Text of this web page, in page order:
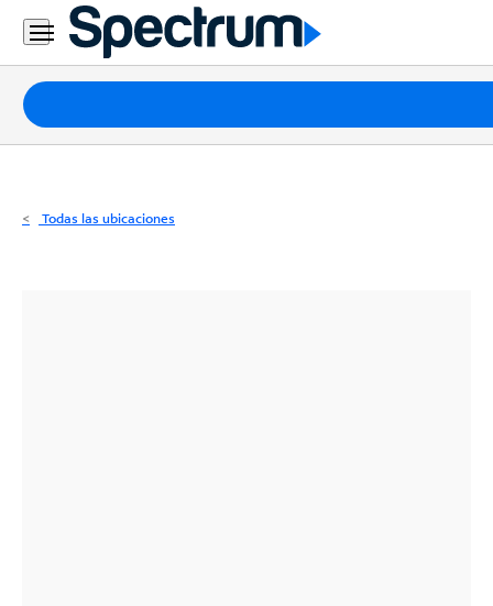
Residencial
Business
Paquetes
Internet
Todas las ubicaciones